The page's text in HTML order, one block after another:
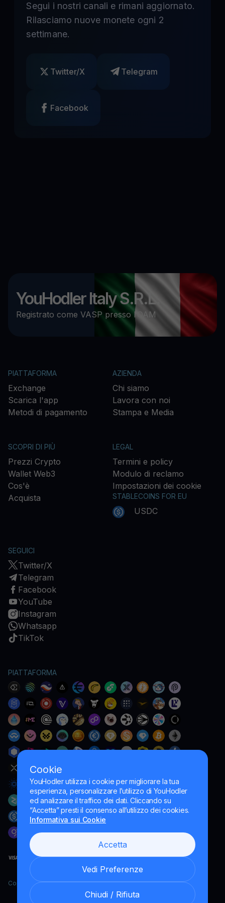
Cookie
YouHodler utilizza i cookie per migliorare la tua
esperienza, personalizzare l’utilizzo di YouHodler
ed analizzare il traffico dei dati. Cliccando su
“Accetta” presti il consenso all’utilizzo dei cookies.
Informativa sui Cookie
Accetta
Vedi Preferenze
Chiudi / Rifiuta
Segui i nostri canali e rimani aggiornato.
Rilasciamo nuove monete ogni 2
settimane.
Twitter/X Telegram
Facebook
YouHodler Italy S.R.L.
Registrato come VASP presso l’OAM
PIATTAFORMA
Exchange
Scarica l'app
Metodi di pagamento
AZIENDA
Chi siamo
Lavora con noi
Stampa e Media
SCOPRI DI PIÙ
Prezzi Crypto
Wallet Web3
Cos'è
Acquista
LEGAL
Termini e policy
Modulo di reclamo
Impostazioni dei cookie
STABLECOINS FOR EU
USDC
SEGUICI
Twitter/X
Telegram
Facebook
YouTube
Instagram
Whatsapp
TikTok
PIATTAFORMA
Copyright YouHodler, 2026.